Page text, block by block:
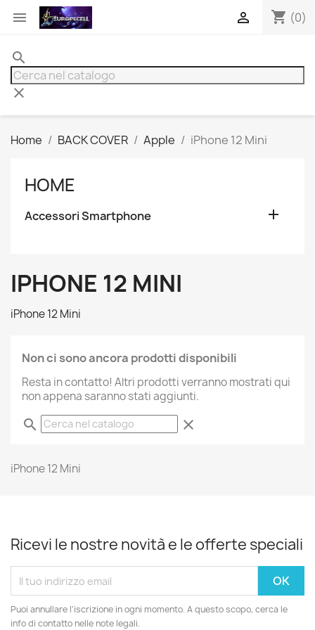
 shopping_cart (0)

search
clear
Home BACK COVER Apple iPhone 12 Mini
HOME
Accessori Smartphone 
IPHONE 12 MINI
iPhone 12 Mini
Non ci sono ancora prodotti disponibili
Resta in contatto! Altri prodotti verranno mostrati qui
non appena saranno stati aggiunti.
search clear
iPhone 12 Mini
Ricevi le nostre novità e le offerte speciali
Puoi annullare l'iscrizione in ogni momento. A questo scopo, cerca le
info di contatto nelle note legali.